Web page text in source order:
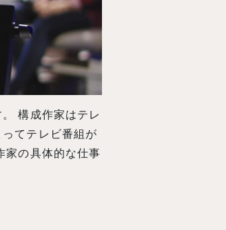
構成作家はテレ
てテレビ番組が
家の具体的な仕事